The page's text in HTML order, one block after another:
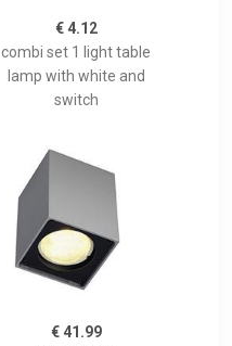
€ 4.12
combi set 1 light table
lamp with white and
switch
€ 41.99